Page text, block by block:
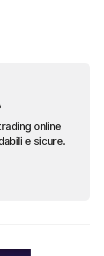
online
e sicure.